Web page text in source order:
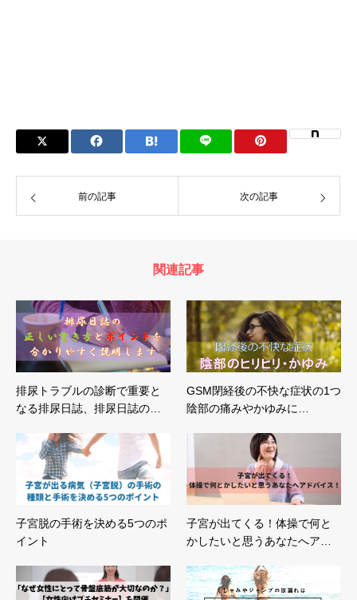
前の記事 次の記事
関連記事
排尿トラブルの診断で重要と
なる排尿日誌、排尿日誌の…
GSM閉経後の不快な症状の1つ
陰部の痛みやかゆみに…
子宮脱の手術を決める5つのポ
イント
子宮が出てくる！体操で何と
かしたいと思うあなたへア…